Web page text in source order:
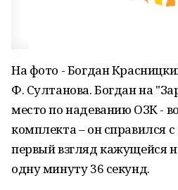
На фото - Богдан
Ф. Султанова. Богдан на
место по надеванию ОЗК -
комплекта – он справился с
первый взгляд кажущейся
одну минуту 36 секунд.